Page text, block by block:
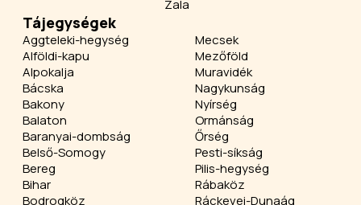
Zala
Tájegységek
Aggteleki-hegység
Alföldi-kapu
Alpokalja
Bácska
Bakony
Balaton
Baranyai-dombság
Belső-Somogy
Bereg
Bihar
Bodrogköz
Mecsek
Mezőföld
Muravidék
Nagykunság
Nyírség
Ormánság
Őrség
Pesti-síkság
Pilis-hegység
Rábaköz
Ráckevei-Dunaág